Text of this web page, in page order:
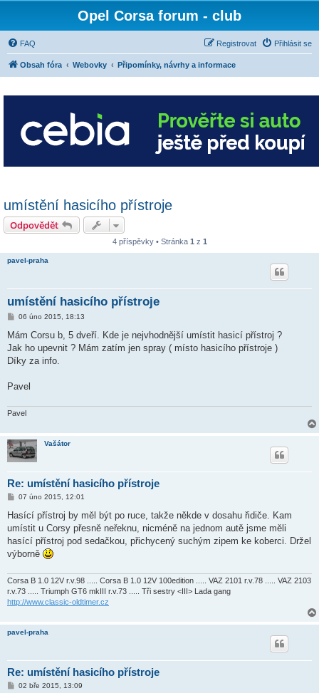
Opel Corsa forum - club
FAQ Přihlásit se
Registrovat
Obsah fóra Webovky Připomínky, návrhy a informace
umístění hasicího přístroje
Odpovědět
4 příspěvky • Stránka 1 z 1
pavel-praha
umístění hasicího přístroje
P
í
p
ě
k
06 úno 2015, 18:13
Mám Corsu b, 5 dveří. Kde je nejvhodnější umístit hasicí přístroj ?
Jak ho upevnit ? Mám zatím jen spray ( místo hasicího přístroje )
Díky za info.
Pavel
Pavel
Vašátor
Re: umístění hasicího přístroje
P
í
p
ě
e
07 úno 2015, 12:01
Hasící přístroj by měl být po ruce, takže někde v dosahu řidiče. Kam
umístit u Corsy přesně neřeknu, nicméně na jednom autě jsme měli
hasící přístroj pod sedačkou, přichycený suchým zipem ke koberci. Držel
výborně
Corsa B 1.0 12V r.v.98 ..... Corsa B 1.0 12V 100edition ..... VAZ 2101 r.v.78 ..... VAZ 2103
r.v.73 ..... Triumph GT6 mkIII r.v.73 ..... Tři sestry <III> Lada gang
http://www.classic-oldtimer.cz
pavel-praha
Re: umístění hasicího přístroje
P02 bře 2015, 13:09